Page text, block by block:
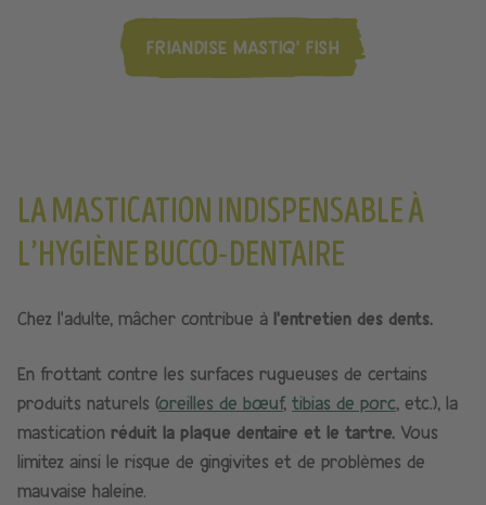
FRIANDISE MASTIQ' FISH
LA MASTICATION INDISPENSABLE À
L’HYGIÈNE BUCCO-DENTAIRE
Chez l’adulte, mâcher contribue à l’entretien des dents.
En frottant contre les surfaces rugueuses de certains
produits naturels (oreilles de bœuf, tibias de porc, etc.), la
mastication réduit la plaque dentaire et le tartre. Vous
limitez ainsi le risque de gingivites et de problèmes de
mauvaise haleine.